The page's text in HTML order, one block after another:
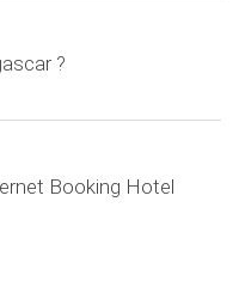
?
Booking Hotel